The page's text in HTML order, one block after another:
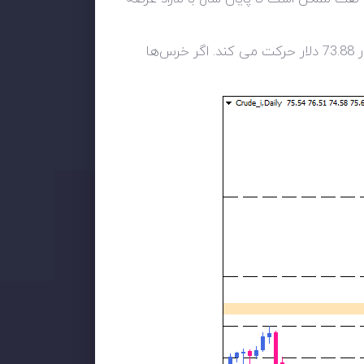
حرکت نزولی احتمالاً پس از عبور از میانگین متحرک 50 روزه تشدید می شود و به سمت سطح حمایت پایین تر در 73.88 دلار حرکت می کند. اگر خرس‌ها